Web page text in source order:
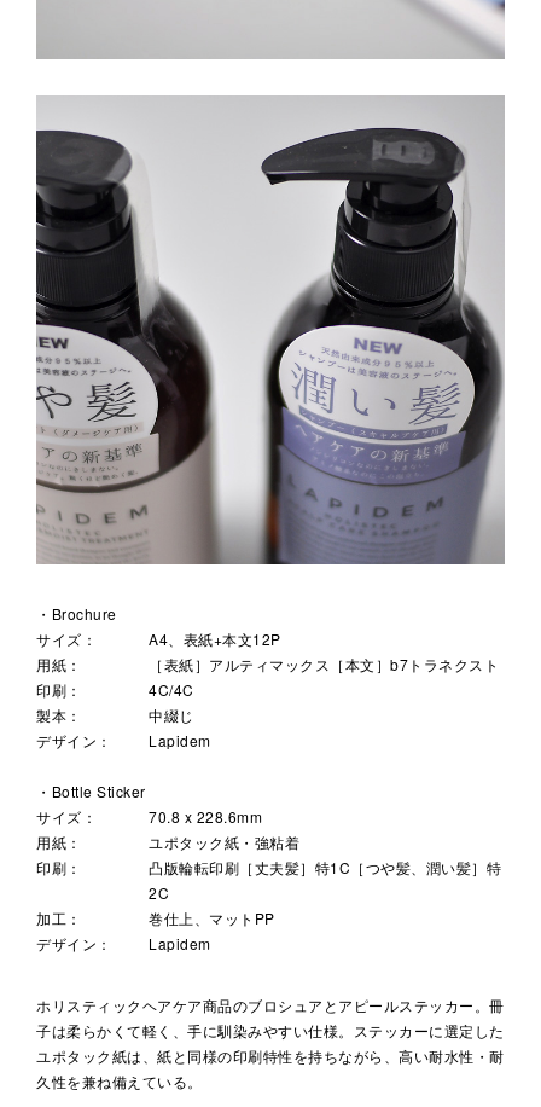
・Brochure
サイズ：
A4、表紙+本文12P
用紙：
［表紙］アルティマックス［本文］b7トラネクスト
印刷：
4C/4C
製本：
中綴じ
デザイン：
Lapidem
・Bottle Sticker
サイズ：
70.8 x 228.6mm
用紙：
ユポタック紙・強粘着
印刷：
凸版輪転印刷［丈夫髪］特1C［つや髪、潤い髪］特
2C
加工：
巻仕上、マットPP
デザイン：
Lapidem
ホリスティックヘアケア商品のブロシュアとアピールステッカー。冊
子は柔らかくて軽く、手に馴染みやすい仕様。ステッカーに選定した
ユポタック紙は、紙と同様の印刷特性を持ちながら、高い耐水性・耐
久性を兼ね備えている。